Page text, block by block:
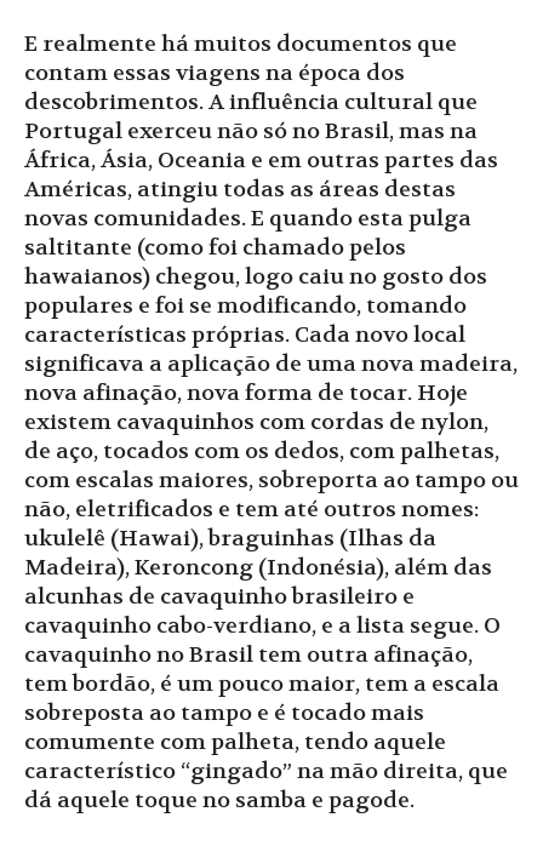
E realmente há muitos documentos que
contam essas viagens na época dos
descobrimentos. A influência cultural que
Portugal exerceu não só no Brasil, mas na
África, Ásia, Oceania e em outras partes das
Américas, atingiu todas as áreas destas
novas comunidades. E quando esta pulga
saltitante (como foi chamado pelos
hawaianos) chegou, logo caiu no gosto dos
populares e foi se modificando, tomando
características próprias. Cada novo local
significava a aplicação de uma nova madeira,
nova afinação, nova forma de tocar. Hoje
existem cavaquinhos com cordas de nylon,
de aço, tocados com os dedos, com palhetas,
com escalas maiores, sobreporta ao tampo ou
não, eletrificados e tem até outros nomes:
ukulelê (Hawai), braguinhas (Ilhas da
Madeira), Keroncong (Indonésia), além das
alcunhas de cavaquinho brasileiro e
cavaquinho cabo-verdiano, e a lista segue. O
cavaquinho no Brasil tem outra afinação,
tem bordão, é um pouco maior, tem a escala
sobreposta ao tampo e é tocado mais
comumente com palheta, tendo aquele
característico “gingado” na mão direita, que
dá aquele toque no samba e pagode.